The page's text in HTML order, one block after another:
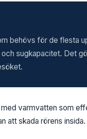
behövs för de flesta
sugkapacitet. Det
varmvatten som
att skada rörens insida.